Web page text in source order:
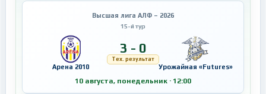
Высшая лига АЛФ – 2026
15-й тур
Арена 2010
3 - 0
Тех. результат
Урожайная «Futures»
10 августа, понедельник · 12:00